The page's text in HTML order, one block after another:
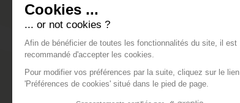
Cookies ...
... or not cookies ?
Afin de bénéficier de toutes les fonctionnalités du site, il est
recommandé d'accepter les cookies.
Pour modifier vos préférences par la suite, cliquez sur le lien
'Préférences de cookies' situé dans le pied de page.